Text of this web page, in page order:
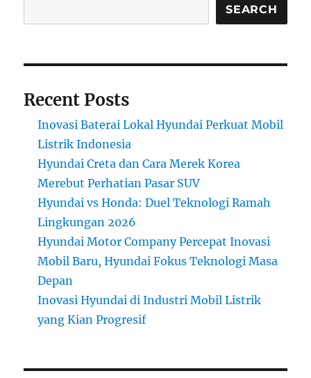
Performa
dan
SEARCH
Recent Posts
Inovasi Baterai Lokal Hyundai Perkuat Mobil
Listrik Indonesia
Hyundai Creta dan Cara Merek Korea
Merebut Perhatian Pasar SUV
Hyundai vs Honda: Duel Teknologi Ramah
Lingkungan 2026
Hyundai Motor Company Percepat Inovasi
Mobil Baru, Hyundai Fokus Teknologi Masa
Depan
Inovasi Hyundai di Industri Mobil Listrik
yang Kian Progresif